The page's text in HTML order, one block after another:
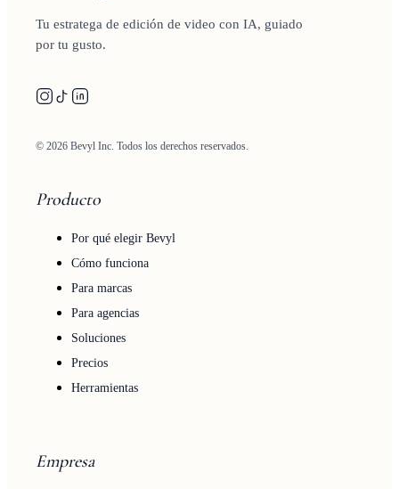
Tu estratega de edición de video con IA, guiado
por tu gusto.
© 2026 Bevyl Inc. Todos los derechos reservados.
Producto
Por qué elegir Bevyl
Cómo funciona
Para marcas
Para agencias
Soluciones
Precios
Herramientas
Empresa